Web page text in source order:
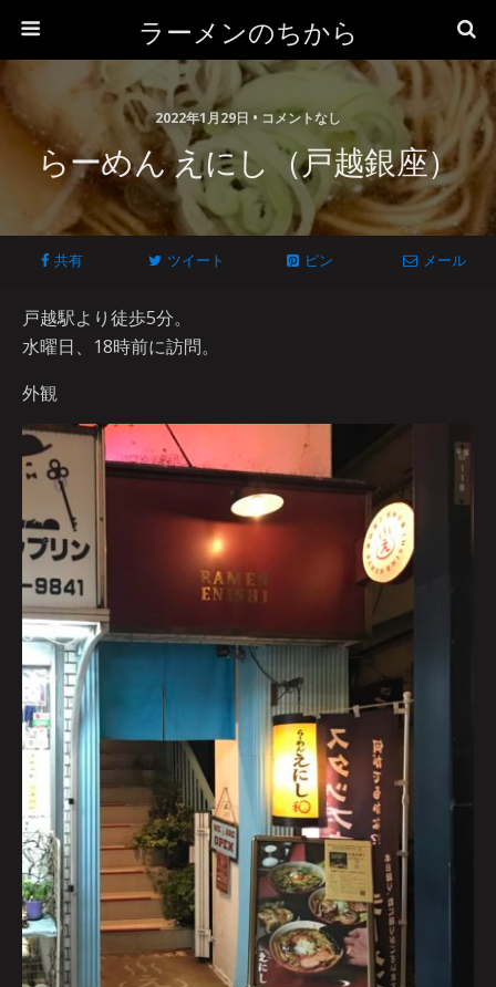
ラーメンのちから
2022年1月29日 • コメントなし
らーめん えにし（戸越銀座）
共有 ツイート ピン メール
戸越駅より徒歩5分。
水曜日、18時前に訪問。
外観